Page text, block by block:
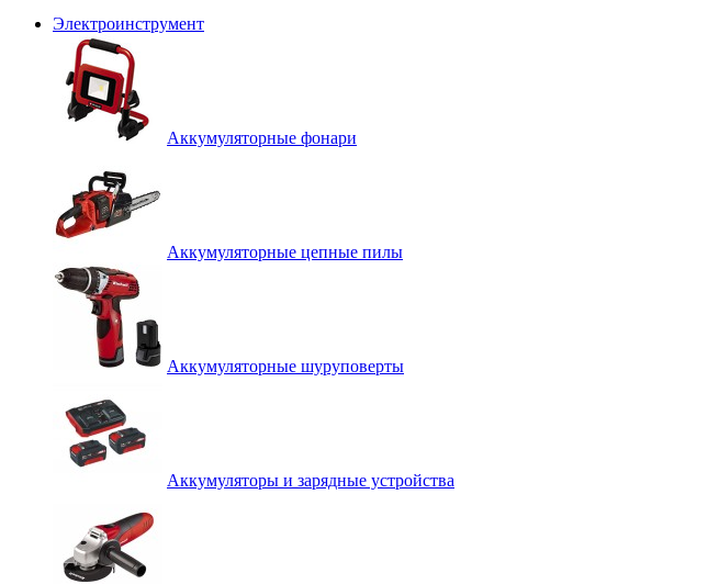
Электроинструмент
Аккумуляторные фонари
Аккумуляторные цепные пилы
Аккумуляторные шуруповерты
Аккумуляторы и зарядные устройства